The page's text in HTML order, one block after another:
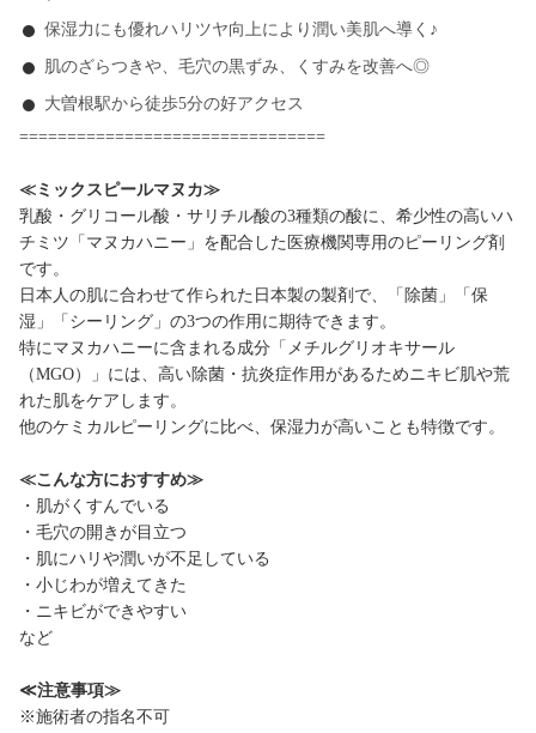
保湿力にも優れハリツヤ向上により潤い美肌へ導く♪
肌のざらつきや、毛穴の黒ずみ、くすみを改善へ◎
大曽根駅から徒歩5分の好アクセス
================================
≪ミックスピールマヌカ≫
乳酸・グリコール酸・サリチル酸の3種類の酸に、希少性の高いハ
チミツ「マヌカハニー」を配合した医療機関専用のピーリング剤
です。
日本人の肌に合わせて作られた日本製の製剤で、「除菌」「保
湿」「シーリング」の3つの作用に期待できます。
特にマヌカハニーに含まれる成分「メチルグリオキサール
（MGO）」には、高い除菌・抗炎症作用があるためニキビ肌や荒
れた肌をケアします。
他のケミカルピーリングに比べ、保湿力が高いことも特徴です。
≪こんな方におすすめ≫
・肌がくすんでいる
・毛穴の開きが目立つ
・肌にハリや潤いが不足している
・小じわが増えてきた
・ニキビができやすい
など
≪注意事項≫
※施術者の指名不可